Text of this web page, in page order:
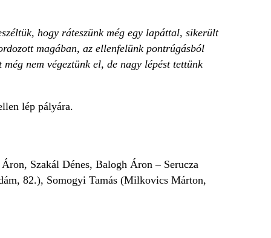
hogy ráteszünk még egy lapáttal, sikerült
magában, az ellenfelünk pontrúgásból
nem végeztünk el, de nagy lépést tettünk
lép pályára.
Szakál Dénes, Balogh Áron – Serucza
82.), Somogyi Tamás (Milkovics Márton,